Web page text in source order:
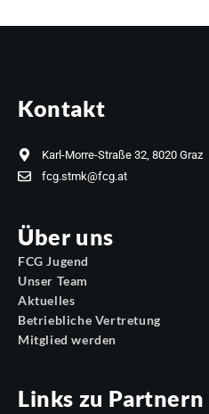
Kontakt
Karl-Morre-Straße 32, 8020 Graz
fcg.stmk@fcg.at
Über uns
FCG Jugend
Unser Team
Aktuelles
Betriebliche Vertretung
Mitglied werden
Links zu Partnern